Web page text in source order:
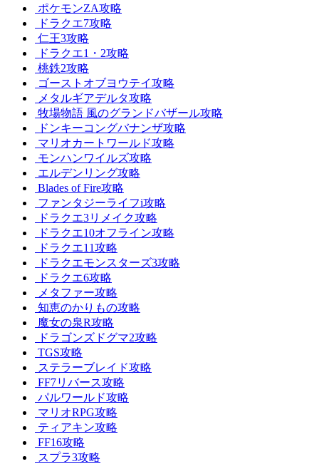
ポケモンZA攻略
ドラクエ7攻略
仁王3攻略
ドラクエ1・2攻略
桃鉄2攻略
ゴーストオブヨウテイ攻略
メタルギアデルタ攻略
牧場物語 風のグランドバザール攻略
ドンキーコングバナンザ攻略
マリオカートワールド攻略
モンハンワイルズ攻略
エルデンリング攻略
Blades of Fire攻略
ファンタジーライフi攻略
ドラクエ3リメイク攻略
ドラクエ10オフライン攻略
ドラクエ11攻略
ドラクエモンスターズ3攻略
ドラクエ6攻略
メタファー攻略
知恵のかりもの攻略
魔女の泉R攻略
ドラゴンズドグマ2攻略
TGS攻略
ステラーブレイド攻略
FF7リバース攻略
パルワールド攻略
マリオRPG攻略
ティアキン攻略
FF16攻略
スプラ3攻略